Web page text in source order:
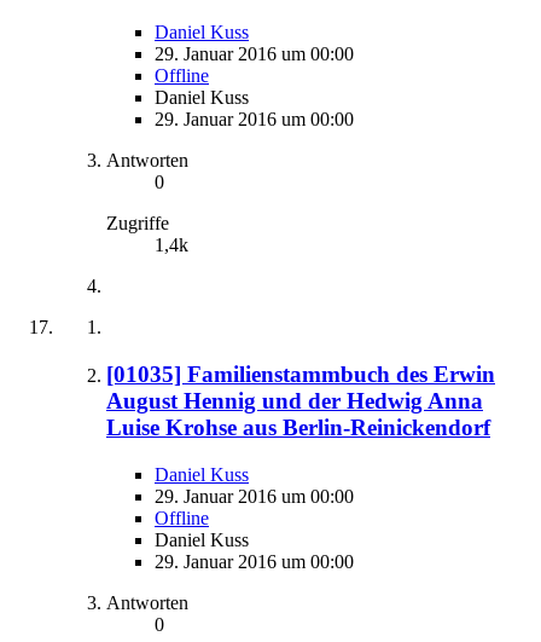
Daniel Kuss
29. Januar 2016 um 00:00
Offline
Daniel Kuss
29. Januar 2016 um 00:00
Antworten
0
Zugriffe
1,4k
[01035] Familienstammbuch des Erwin
August Hennig und der Hedwig Anna
Luise Krohse aus Berlin-Reinickendorf
Daniel Kuss
29. Januar 2016 um 00:00
Offline
Daniel Kuss
29. Januar 2016 um 00:00
Antworten
0